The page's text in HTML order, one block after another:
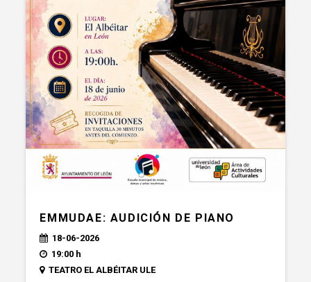
EMMUDAE: AUDICIÓN DE PIANO
18-06-2026
19:00 h
TEATRO EL ALBÉITAR ULE